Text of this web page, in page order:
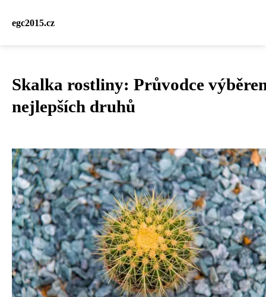
egc2015.cz
Skalka rostliny: Průvodce
nejlepších druhů